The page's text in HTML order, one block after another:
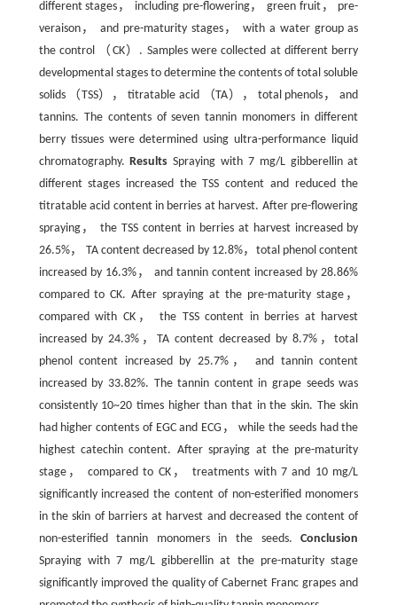
different stages， including pre-flowering， green fruit， pre-
veraison， and pre-maturity stages， with a water group as
the control （CK）. Samples were collected at different berry
developmental stages to determine the contents of total soluble
solids （TSS）， titratable acid （TA）， total phenols， and
tannins. The contents of seven tannin monomers in different
berry tissues were determined using ultra-performance liquid
chromatography.Results Spraying with 7 mg/L gibberellin at
different stages increased the TSS content and reduced the
titratable acid content in berries at harvest. After pre-flowering
spraying， the TSS content in berries at harvest increased by
26.5%， TA content decreased by 12.8%，total phenol content
increased by 16.3%， and tannin content increased by 28.86%
compared to CK. After spraying at the pre-maturity stage，
compared with CK， the TSS content in berries at harvest
increased by 24.3%，TA content decreased by 8.7%，total
phenol content increased by 25.7%， and tannin content
increased by 33.82%. The tannin content in grape seeds was
consistently 10~20 times higher than that in the skin. The skin
had higher contents of EGC and ECG， while the seeds had the
highest catechin content. After spraying at the pre-maturity
stage， compared to CK， treatments with 7 and 10 mg/L
significantly increased the content of non-esterified monomers
in the skin of barriers at harvest and decreased the content of
non-esterified tannin monomers in the seeds.Conclusion
Spraying with 7 mg/L gibberellin at the pre-maturity stage
significantly improved the quality of Cabernet Franc grapes and